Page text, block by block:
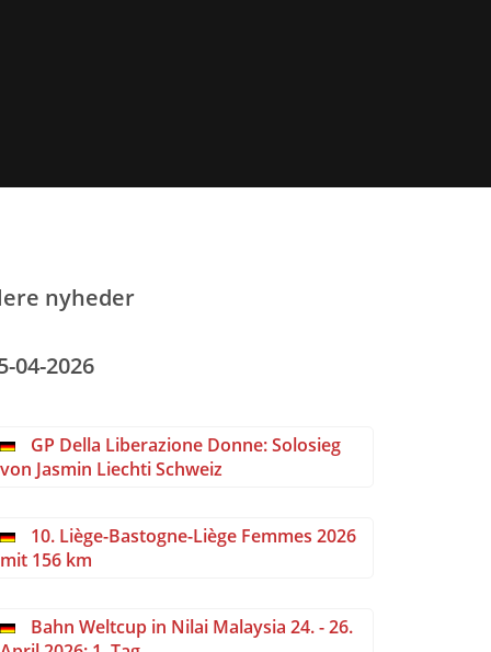
nyheder
04-2026
GP Della Liberazione Donne: Solosieg
von Jasmin Liechti Schweiz
10. Liège-Bastogne-Liège Femmes 2026
mit 156 km
Bahn Weltcup in Nilai Malaysia 24. - 26.